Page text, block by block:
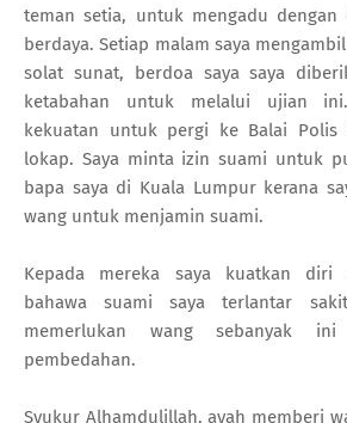
teman setia, untuk mengadu dengan
berdaya. Setiap malam saya
solat sunat, berdoa saya saya
ketabahan untuk melalui ujian
kekuatan untuk pergi ke Balai Polis
lokap. Saya minta izin suami untuk
bapa saya di Kuala Lumpur kerana
wang untuk menjamin suami.
Kepada mereka saya kuatkan diri
bahawa suami saya terlantar
memerlukan wang sebanyak
pembedahan.
Syukur Alhamdulillah, ayah memberi